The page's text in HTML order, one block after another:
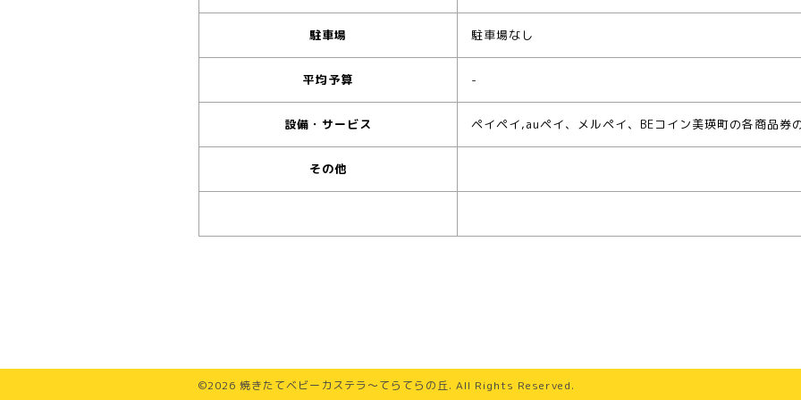
駐車場 駐車場なし
平均予算 -
設備・サービス ペイペイ,auペイ、メルペイ、BEコイン美瑛町の各商品券
その他
©2026 焼きたてベビーカステラ～てらてらの丘. All Rights Reserved.